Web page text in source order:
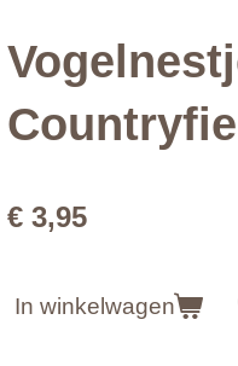
€ 3,95
In winkelwagen